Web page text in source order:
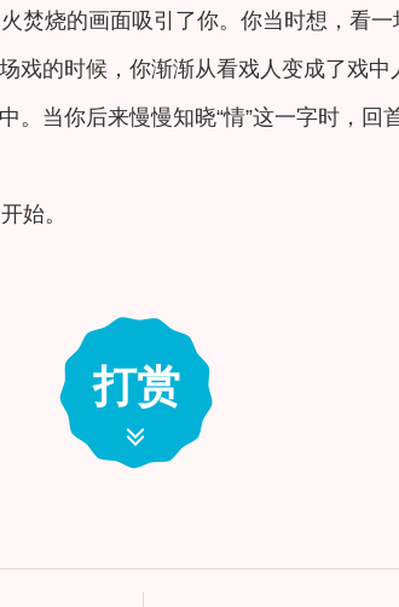
焚烧的画面吸引了你。你当时想，看
戏的时候，你渐渐从看戏人变成了戏
。当你后来慢慢知晓“情”这一字时，回
始。
打赏